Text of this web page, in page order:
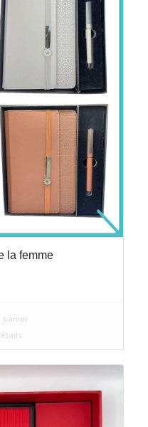
la femme
panier